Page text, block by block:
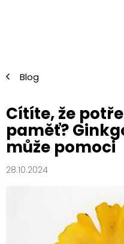
Blog
Cítíte, že
paměť?
může pomoci
28.10.2024